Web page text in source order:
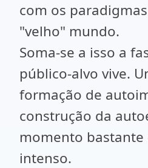
com os
"velho" mundo.
Soma-se a isso a
público-alvo vive.
formação de
construção da
momento bastante
intenso.